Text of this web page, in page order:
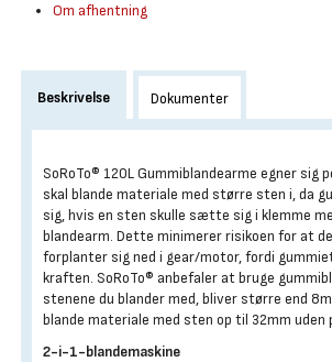
Om afhentning
Beskrivelse Dokumenter
SoRoTo® 120L Gummiblandearme egner sig
skal blande materiale med større sten i, da
sig, hvis en sten skulle sætte sig i klemme
blandearm. Dette minimerer risikoen for at
forplanter sig ned i gear/motor, fordi
kraften. SoRoTo® anbefaler at bruge
stenene du blander med, bliver større end
blande materiale med sten op til 32mm uden
2-i-1-blandemaskine